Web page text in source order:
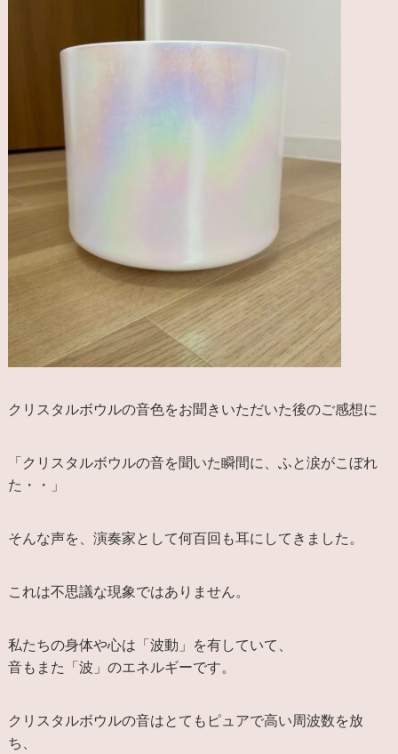
クリスタルボウルの音色をお聞きいただいた後のご感想に
「クリスタルボウルの音を聞いた瞬間に、ふと涙がこぼれ
た・・」
そんな声を、演奏家として何百回も耳にしてきました。
これは不思議な現象ではありません。
私たちの身体や心は「波動」を有していて、
音もまた「波」のエネルギーです。
クリスタルボウルの音はとてもピュアで高い周波数を放
ち、